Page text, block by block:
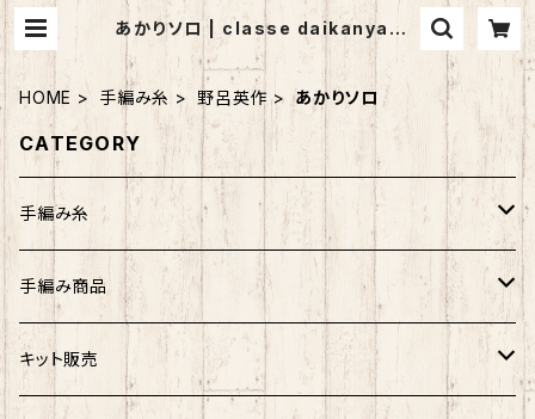
あかりソロ | classe daikanyama
(クラッセ代官山）
HOME 手編み糸 野呂英作 あかりソロ
CATEGORY
手編み糸
アンゴラホイップ
つややかコットン
手編み商品
マフラー
キット販売